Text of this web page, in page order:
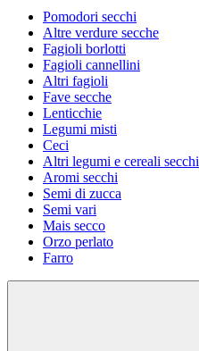
Pomodori secchi
Altre verdure secche
Fagioli borlotti
Fagioli cannellini
Altri fagioli
Fave secche
Lenticchie
Legumi misti
Ceci
Altri legumi e cereali secchi
Aromi secchi
Semi di zucca
Semi vari
Mais secco
Orzo perlato
Farro